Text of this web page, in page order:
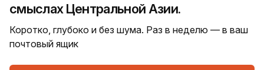
смыслах Центральной Азии.
Коротко, глубоко и без шума. Раз в неделю — в ваш
почтовый ящик